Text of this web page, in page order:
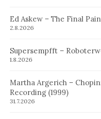
Ed Askew – The Final
2.8.2026
Supersempfft –
1.8.2026
Martha Argerich –
Recording (1999)
31.7.2026